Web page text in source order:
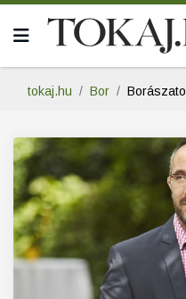
tokaj.hu Bor